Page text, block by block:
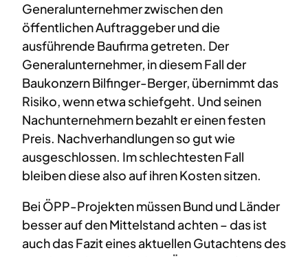
Generalunternehmer zwischen den
öffentlichen Auftraggeber und die
ausführende Baufirma getreten. Der
Generalunternehmer, in diesem Fall der
Baukonzern Bilfinger-Berger, übernimmt das
Risiko, wenn etwa schiefgeht. Und seinen
Nachunternehmern bezahlt er einen festen
Preis. Nachverhandlungen so gut wie
ausgeschlossen. Im schlechtesten Fall
bleiben diese also auf ihren Kosten sitzen.
Bei ÖPP-Projekten müssen Bund und Länder
besser auf den Mittelstand achten – das ist
auch das Fazit eines aktuellen Gutachtens des